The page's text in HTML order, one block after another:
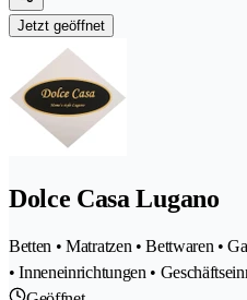
Jetzt geöffnet
Dolce Casa Lugano
Betten • Matratzen • Bettwaren •
• Inneneinrichtungen •